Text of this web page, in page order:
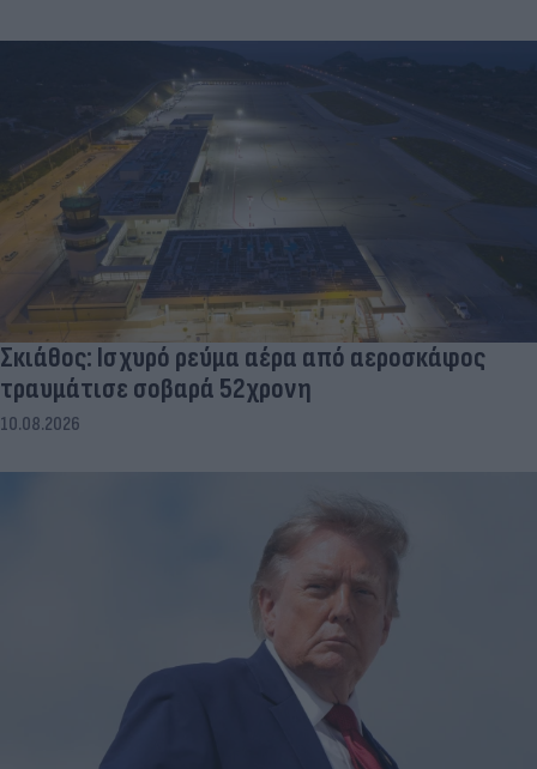
Σκιάθος: Ισχυρό ρεύμα αέρα από αεροσκάφος
τραυμάτισε σοβαρά 52χρονη
10.08.2026